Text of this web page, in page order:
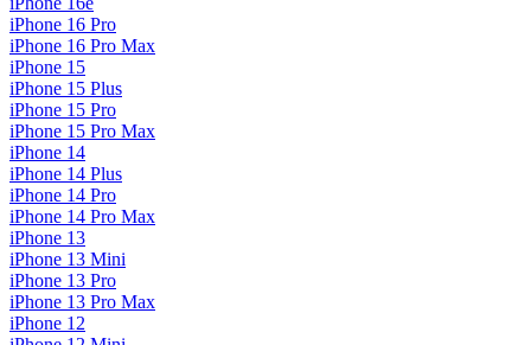
iPhone 16 Pro
iPhone 16 Pro Max
iPhone 15
iPhone 15 Plus
iPhone 15 Pro
iPhone 15 Pro Max
iPhone 14
iPhone 14 Plus
iPhone 14 Pro
iPhone 14 Pro Max
iPhone 13
iPhone 13 Mini
iPhone 13 Pro
iPhone 13 Pro Max
iPhone 12